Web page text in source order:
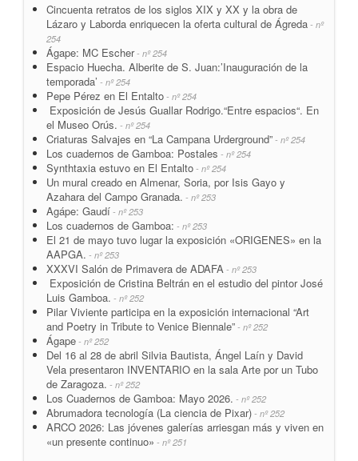
Cincuenta retratos de los siglos XIX y XX y la obra de
Lázaro y Laborda enriquecen la oferta cultural de Ágreda - nº
254
Ágape: MC Escher- nº 254
Espacio Huecha. Alberite de S. Juan:’Inauguración de la
temporada’ - nº 254
Pepe Pérez en El Entalto - nº 254
Exposición de Jesús Guallar Rodrigo.“Entre espacios“. En
el Museo Orús. - nº 254
Criaturas Salvajes en “La Campana Urderground” - nº 254
Los cuadernos de Gamboa: Postales - nº 254
Synthtaxia estuvo en El Entalto - nº 254
Un mural creado en Almenar, Soria, por Isis Gayo y
Azahara del Campo Granada. - nº 253
Agápe: Gaudí - nº 253
Los cuadernos de Gamboa: - nº 253
El 21 de mayo tuvo lugar la exposición «ORIGENES» en la
AAPGA. - nº 253
XXXVI Salón de Primavera de ADAFA - nº 253
Exposición de Cristina Beltrán en el estudio del pintor José
Luis Gamboa. - nº 252
Pilar Viviente participa en la exposición internacional “Art
and Poetry in Tribute to Venice Biennale” - nº 252
Ágape - nº 252
Del 16 al 28 de abril Silvia Bautista, Ángel Laín y David
Vela presentaron INVENTARIO en la sala Arte por un Tubo
de Zaragoza. - nº 252
Los Cuadernos de Gamboa: Mayo 2026. - nº 252
Abrumadora tecnología (La ciencia de Pixar) - nº 252
ARCO 2026: Las jóvenes galerías arriesgan más y viven en
«un presente continuo» - nº 251